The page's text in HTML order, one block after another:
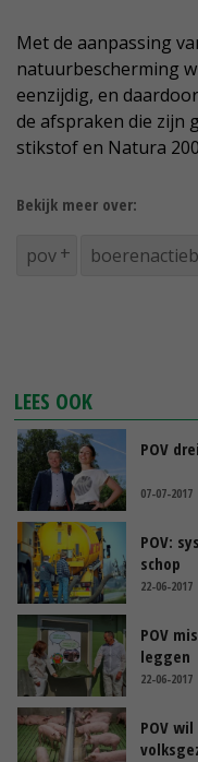
Met de aanpassing
natuurbescherming
eenzijdig, en
de afspraken die zijn
stikstof en Natura
Bekijk meer over:
pov
LEES OOK
POV
07-07-2017
POV:
schop
22-06-2017
POV
leggen
22-06-2017
POV